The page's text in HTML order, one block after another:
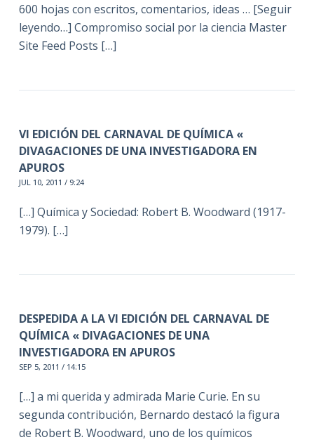
600 hojas con escritos, comentarios, ideas … [Seguir
leyendo…] Compromiso social por la ciencia Master
Site Feed Posts […]
VI EDICIÓN DEL CARNAVAL DE QUÍMICA «
DIVAGACIONES DE UNA INVESTIGADORA EN
APUROS
JUL 10, 2011 / 9:24
[…] Química y Sociedad: Robert B. Woodward (1917-
1979). […]
DESPEDIDA A LA VI EDICIÓN DEL CARNAVAL DE
QUÍMICA « DIVAGACIONES DE UNA
INVESTIGADORA EN APUROS
SEP 5, 2011 / 14:15
[…] a mi querida y admirada Marie Curie. En su
segunda contribución, Bernardo destacó la figura
de Robert B. Woodward, uno de los químicos